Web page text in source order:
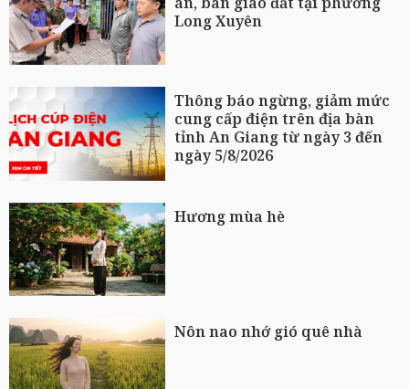
Long Xuyên
Thông báo ngừng, giảm mức
cung cấp điện trên địa bàn
tỉnh An Giang từ ngày 3 đến
ngày 5/8/2026
Hương mùa hè
Nôn nao nhớ gió quê nhà